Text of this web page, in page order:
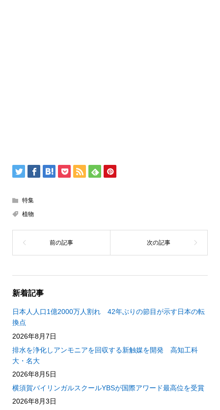
特集
植物
新着記事
日本人人口1億2000万人割れ 42年ぶりの節目が示す日本の転
換点
2026年8月7日
排水を浄化しアンモニアを回収する新触媒を開発 高知工科
大・名大
2026年8月5日
横須賀バイリンガルスクールYBSが国際アワード最高位を受賞
2026年8月3日